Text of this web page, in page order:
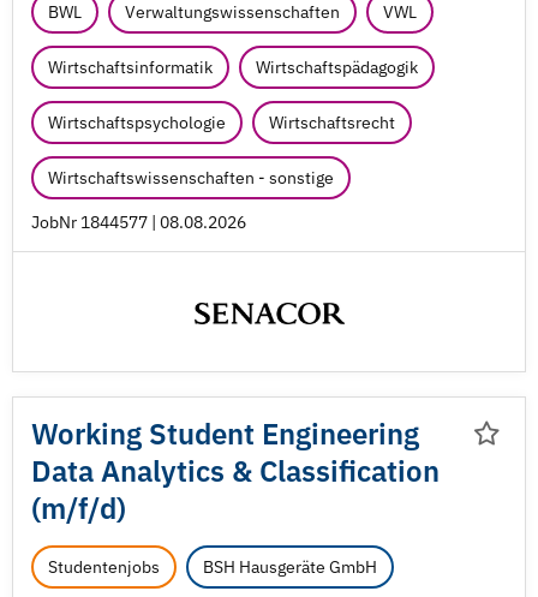
BWL Verwaltungswissenschaften VWL
Wirtschaftsinformatik Wirtschaftspädagogik
Wirtschaftspsychologie Wirtschaftsrecht
Wirtschaftswissenschaften - sonstige
JobNr 1844577 | 08.08.2026
Working Student Engineering
Data Analytics & Classification
(m/f/d)
Studentenjobs BSH Hausgeräte GmbH